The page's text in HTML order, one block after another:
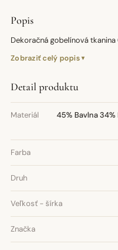
Popis
Dekoračná gobelínová
Zobraziť celý popis
Detail produktu
Materiál
45% Bavlna
Farba
Druh
Veľkosť - šírka
Značka